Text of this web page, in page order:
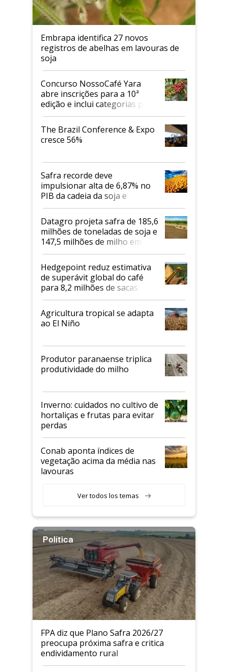
Embrapa identifica 27 novos
registros de abelhas em lavouras de
soja
Concurso NossoCafé Yara
abre inscrições para a 10ª
edição e inclui categorias para
cafés Canephora
The Brazil Conference & Expo
cresce 56%
Safra recorde deve
impulsionar alta de 6,87% no
PIB da cadeia da soja e
biodiesel em 2026
Datagro projeta safra de 185,6
milhões de toneladas de soja e
147,5 milhões de milho em
2026/27
Hedgepoint reduz estimativa
de superávit global do café
para 8,2 milhões de sacas
Agricultura tropical se adapta
ao El Niño
Produtor paranaense triplica
produtividade do milho
Inverno: cuidados no cultivo de
hortaliças e frutas para evitar
perdas
Conab aponta índices de
vegetação acima da média nas
lavouras
Ver todos los temas
Política
FPA diz que Plano Safra 2026/27
preocupa próxima safra e critica
endividamento rural